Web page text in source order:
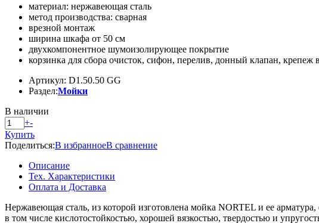
материал: нержавеющая сталь
метод производства: сварная
врезной монтаж
ширина шкафа от 50 см
двухкомпонентное шумоизолирующее покрытие
корзинка для сбора очисток, сифон, перелив, донный клапан, крепеж
Артикул: D1.50.50 GG
Раздел:Мойки
В наличии
+-
Купить
Поделиться:В избранноеВ сравнение
Описание
Тех. Характеристики
Оплата и Доставка
Нержавеющая сталь, из которой изготовлена мойка NORTEL и ее
в том числе кислотостойкостью, хорошей вязкостью, твердостью и